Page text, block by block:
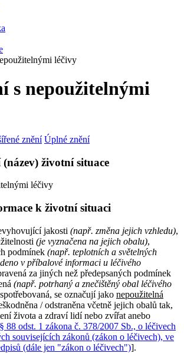
léčivy
s nepoužitelnými
znění Úplné znění
životní situace
léčivy
k životní situaci
jakosti (např. změna jejich vzhledu),
(je vyznačena na jejich obalu),
podmínek (např. teplotních a světelných
v příbalové informaci u léčivého
za jiných než předepsaných podmínek
(např. potrhaný a znečištěný obal léčivého
se označují jako nepoužitelná
/ odstraněna včetně jejich obalů tak,
života a zdraví lidí nebo zvířat anebo
§ 88 odst. 1 zákona č. 378/2007 Sb., o léčivech
souvisejících zákonů (zákon o léčivech), ve
(dále jen "zákon o léčivech")].